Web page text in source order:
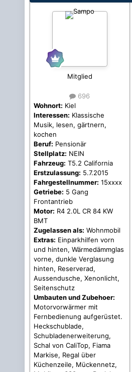
Mitglied
696
Wohnort: Kiel
Interessen: Klassische
Musik, lesen, gärtnern,
kochen
Beruf: Pensionär
Stellplatz: NEIN
Fahrzeug: T5.2 California
Erstzulassung: 5.7.2015
Fahrgestellnummer: 15xxxx
Getriebe: 5 Gang
Frontantrieb
Motor: R4 2.0L CR 84 KW
BMT
Zugelassen als: Wohnmobil
Extras: Einparkhilfen vorn
und hinten, Wärmedämmglas
vorne, dunkle Verglasung
hinten, Reserverad,
Aussendusche, Xenonlicht,
Seitenschutz
Umbauten und Zubehoer:
Motorvorwärmer mit
Fernbedienung aufgerüstet.
Heckschublade,
Schubladenerweiterung,
Schal von CaliTop, Fiama
Markise, Regal über
Küchenzeile, Mückennetz,